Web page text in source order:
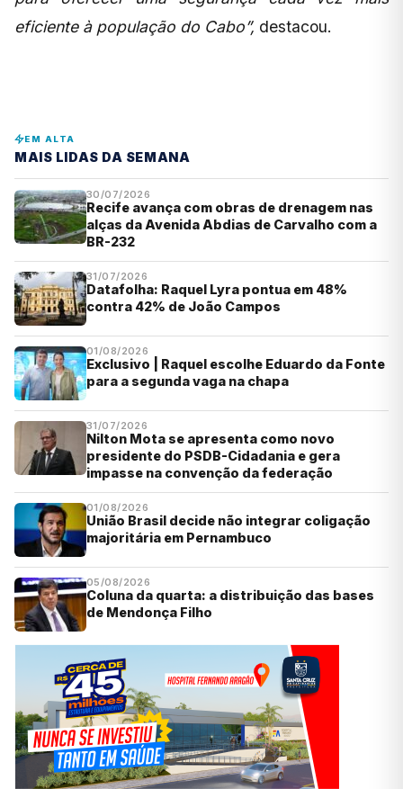
eficiente à população do Cabo”, destacou.
EM ALTA
MAIS LIDAS DA SEMANA
30/07/2026
Recife avança com obras de drenagem nas
alças da Avenida Abdias de Carvalho com a
BR-232
31/07/2026
Datafolha: Raquel Lyra pontua em 48%
contra 42% de João Campos
01/08/2026
Exclusivo | Raquel escolhe Eduardo da Fonte
para a segunda vaga na chapa
31/07/2026
Nilton Mota se apresenta como novo
presidente do PSDB-Cidadania e gera
impasse na convenção da federação
01/08/2026
União Brasil decide não integrar coligação
majoritária em Pernambuco
05/08/2026
Coluna da quarta: a distribuição das bases
de Mendonça Filho